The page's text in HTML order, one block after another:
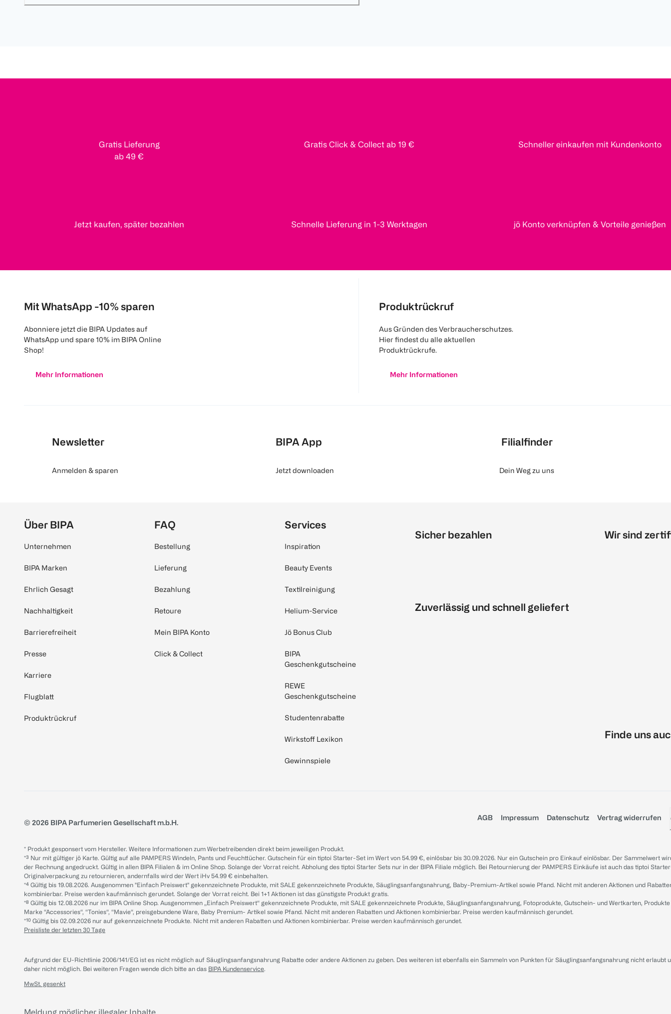
Gratis Lieferung
ab 49 €
Gratis Click & Collect ab 19 € Schneller einkaufen mit Kundenkonto
Jetzt kaufen, später bezahlen Schnelle Lieferung in 1-3 Werktagen jö Konto verknüpfen & Vorteile genießen
Mit WhatsApp -10% sparen
Abonniere jetzt die BIPA Updates auf
WhatsApp und spare 10% im BIPA Online
Shop!
Mehr Informationen
Produktrückruf
Aus Gründen des Verbraucherschutzes.
Hier findest du alle aktuellen
Produktrückrufe.
Mehr Informationen
Newsletter
Anmelden & sparen
BIPA App
Jetzt downloaden
Filialfinder
Dein Weg zu uns
Über BIPA
Unternehmen
BIPA Marken
Ehrlich Gesagt
Nachhaltigkeit
Barrierefreiheit
Presse
Karriere
Flugblatt
Produktrückruf
FAQ
Bestellung
Lieferung
Bezahlung
Retoure
Mein BIPA Konto
Click & Collect
Services
Inspiration
Beauty Events
Textilreinigung
Helium-Service
Jö Bonus Club
BIPA
Geschenkgutscheine
REWE
Geschenkgutscheine
Studentenrabatte
Wirkstoff Lexikon
Gewinnspiele
Sicher bezahlen
Zuverlässig und schnell geliefert
Wir sind
Finde uns
© 2026 BIPA Parfumerien Gesellschaft m.b.H.
AGB Impressum Datenschutz Vertrag widerrufen
* Produkt gesponsert vom Hersteller. Weitere Informationen zum Werbetreibenden direkt beim jeweiligen Produkt.
*³ Nur mit gültiger jö Karte. Gültig auf alle PAMPERS Windeln, Pants und Feuchttücher. Gutschein für ein tiptoi Starter-Set im Wert von 54.99 €, einlösbar bis 30.09.2026. Nur ein Gutschein pro Einkauf einlösbar. Der Sammelwert
der Rechnung angedruckt. Gültig in allen BIPA Filialen & im Online Shop. Solange der Vorrat reicht. Abholung des tiptoi Starter Sets nur in der BIPA Filiale möglich. Bei Retournierung der PAMPERS Einkäufe ist auch das tiptoi
Originalverpackung zu retournieren, andernfalls wird der Wert iHv 54.99 € einbehalten.
*⁴ Gültig bis 19.08.2026. Ausgenommen "Einfach Preiswert" gekennzeichnete Produkte, mit SALE gekennzeichnete Produkte, Säuglingsanfangsnahrung, Baby-Premium-Artikel sowie Pfand. Nicht mit anderen Aktionen und
kombinierbar. Preise werden kaufmännisch gerundet. Solange der Vorrat reicht. Bei 1+1 Aktionen ist das günstigste Produkt gratis.
*⁸ Gültig bis 12.08.2026 nur im BIPA Online Shop. Ausgenommen „Einfach Preiswert“ gekennzeichnete Produkte, mit SALE gekennzeichnete Produkte, Säuglingsanfangsnahrung, Fotoprodukte, Gutschein- und Wertkarten,
Marke “Accessories“, “Tonies“, “Mavie“, preisgebundene Ware, Baby Premium- Artikel sowie Pfand. Nicht mit anderen Rabatten und Aktionen kombinierbar. Preise werden kaufmännisch gerundet.
*¹⁰ Gültig bis 02.09.2026 nur auf gekennzeichnete Produkte. Nicht mit anderen Rabatten und Aktionen kombinierbar. Preise werden kaufmännisch gerundet.
Preisliste der letzten 30 Tage
Aufgrund der EU-Richtlinie 2006/141/EG ist es nicht möglich auf Säuglingsanfangsnahrung Rabatte oder andere Aktionen zu geben. Des weiteren ist ebenfalls ein Sammeln von Punkten für Säuglingsanfangsnahrung nicht erlaubt
daher nicht möglich. Bei weiteren Fragen wende dich bitte an das BIPA Kundenservice.
MwSt. gesenkt
Meldung möglicher illegaler Inhalte